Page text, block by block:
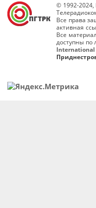
© 1992-2024,
Все права
активная
Все
доступны по
International